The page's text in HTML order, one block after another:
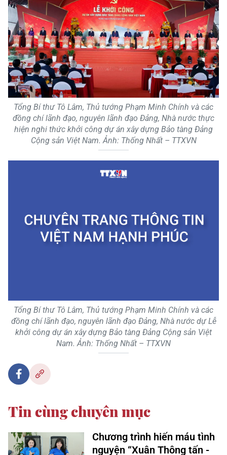
Tổng Bí thư Tô Lâm, Thủ tướng Phạm Minh Chính và các
đồng chí lãnh đạo, nguyên lãnh đạo Đảng, Nhà nước thực
hiện nghi thức khởi công dự án xây dựng Bảo tàng Đảng
Cộng sản Việt Nam. Ảnh: Thống Nhất – TTXVN
Tổng Bí thư Tô Lâm, Thủ tướng Phạm Minh Chính và các
đồng chí lãnh đạo, nguyên lãnh đạo Đảng, Nhà nước dự Lễ
khởi công dự án xây dựng Bảo tàng Đảng Cộng sản Việt
Nam. Ảnh: Thống Nhất – TTXVN
Tin cùng chuyên mục
Chương trình hiến máu tình
nguyện “Xuân Thông tấn -